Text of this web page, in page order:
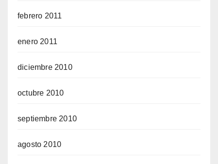
febrero 2011
enero 2011
diciembre 2010
octubre 2010
septiembre 2010
agosto 2010